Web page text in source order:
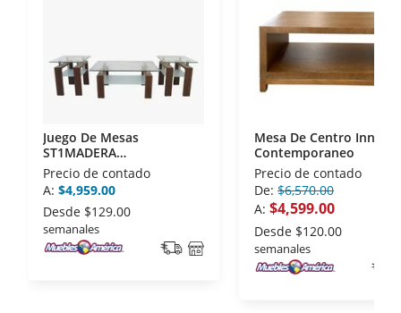
- Nos encontramos en la lista de socios Activos de
Juego De Mesas
ST1MADERA
Contemporaneo
Precio de contado
A: $4,959.00
Desde $129.00
semanales
Mesa De Centro Inna
Contemporaneo
Precio de contado
De: $6,570.00
A: $4,599.00
Desde $120.00
semanales